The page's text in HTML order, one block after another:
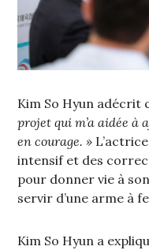
Kim So Hyun
projet qui m’a aidée à
en courage. »
intensif et des
pour donner vie à
servir d’une arme à
Kim So Hyun a